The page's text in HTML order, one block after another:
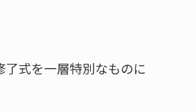
式を一層特別なものに